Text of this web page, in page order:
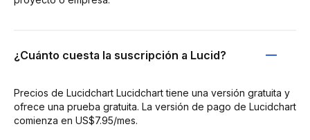
¿Cuánto cuesta la suscripción a Lucid?
Precios de Lucidchart Lucidchart tiene una versión gratuita y
ofrece una prueba gratuita. La versión de pago de Lucidchart
comienza en US$7.95/mes.